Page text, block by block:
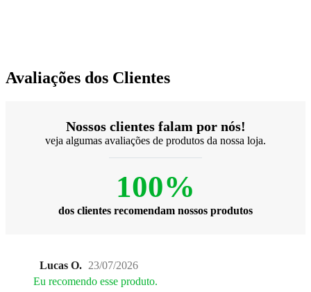
Avaliações dos Clientes
Nossos clientes falam por nós!
veja algumas avaliações de produtos da nossa loja.
100%
dos clientes recomendam nossos produtos
Lucas O. 23/07/2026
Eu recomendo esse produto.